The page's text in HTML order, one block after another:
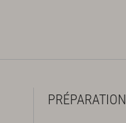
PRÉPARATION